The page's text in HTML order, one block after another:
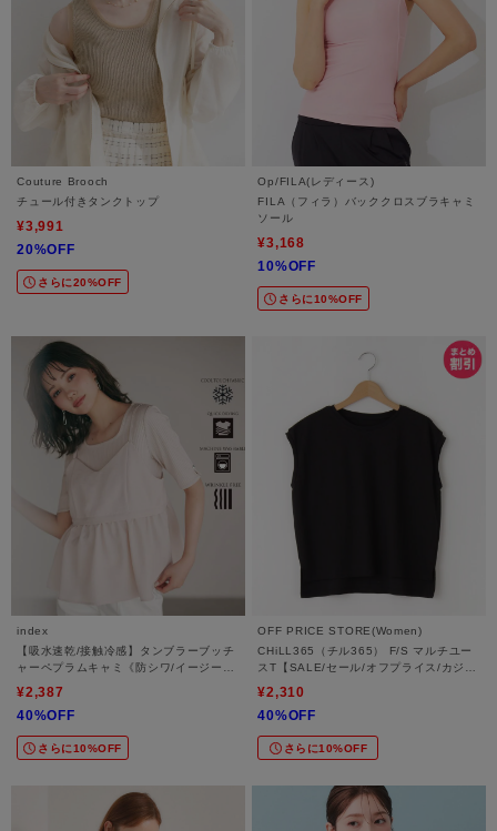
Couture Brooch
チュール付きタンクトップ
¥3,991
20%OFF
さらに20%OFF
Op/FILA(レディース)
FILA（フィラ）バッククロスブラキャミ
ソール
¥3,168
10%OFF
さらに10%OFF
index
【吸水速乾/接触冷感】タンブラーブッチ
ャーペプラムキャミ《防シワ/イージーア
イロン/洗濯機OK》
¥2,387
40%OFF
さらに10%OFF
OFF PRICE STORE(Women)
CHiLL365（チル365） F/S マルチユー
スT【SALE/セール/オフプライス/カジュ
アル/デイリー/トレンド/通勤】
¥2,310
40%OFF
さらに10%OFF